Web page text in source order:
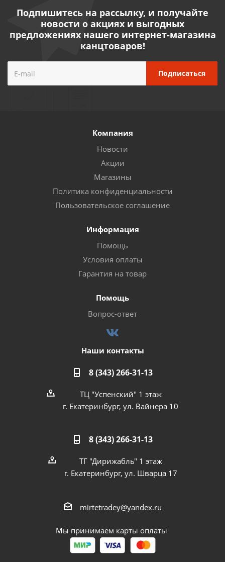
Подпишитесь на рассылку, и получайте
новости о акциях и выгодных
предложениях нашего интернет-магазина
канцтоваров!
Компания
Новости
Акции
Магазины
Политика конфиденциальности
Пользовательское соглашение
Информация
Помощь
Условия оплаты
Гарантия на товар
Помощь
Вопрос-ответ
Наши контакты
8 (343) 266-31-13
ТЦ "Успенский" 1 этаж
г. Екатеринбург, ул. Вайнера 10
8 (343) 266-31-13
ТГ "Дирижабль" 1 этаж
г. Екатеринбург, ул. Шварца 17
mirtetradey@yandex.ru
Мы принимаем карты оплаты